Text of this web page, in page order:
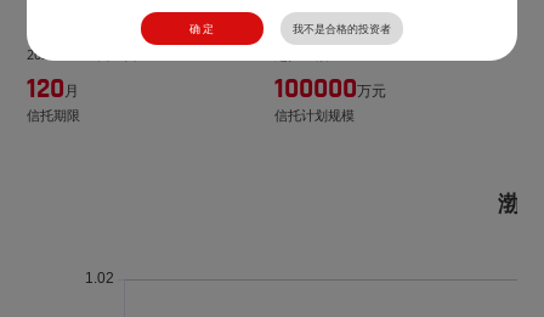
0.9900
2026.07.24单位净值
40万元
120月
信托期限
100000万元
信托计划规模
确 定 我不是合格的投资者